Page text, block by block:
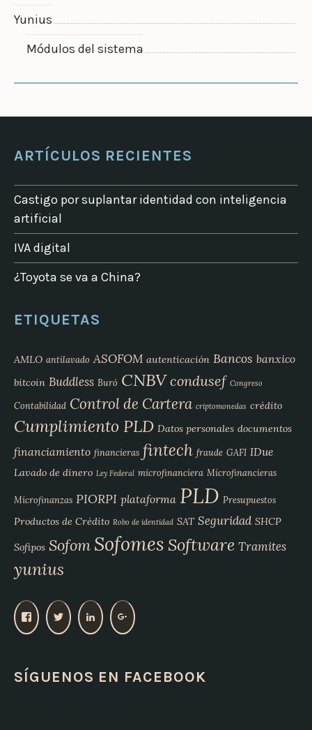
Yunius
Módulos del sistema
ARTÍCULOS RECIENTES
Castigo por suplantar identidad con inteligencia
artificial
IVA digital
¿Toyota se va a China?
ETIQUETAS
AMLO antilavado ASOFOM autenticación Bancos banxico
bitcoin Buddless Buró CNBVcondusef Congreso
Contabilidad Control de Cartera criptomonedas crédito
Cumplimiento PLD Datos personales documentos
financiamiento financieras fintech fraude GAFI IDue
Lavado de dinero Ley Federal microfinanciera Microfinancieras
Microfinanzas PIORPI plataforma PLD Presupuestos
Productos de Crédito Robo de identidad SAT Seguridad SHCP
Sofipos Sofom Sofomes Software Tramites
yunius
V
p
e
V
e
V
e
V
SÍGUENOS EN FACEBOOK